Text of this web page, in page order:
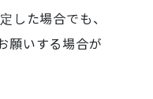
した場合でも、
願いする場合が